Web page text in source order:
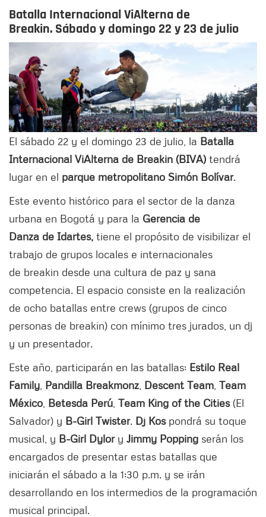
Batalla Internacional ViAlterna de
Breakin. Sábado y domingo 22 y 23 de julio
El sábado 22 y el domingo 23 de julio, la Batalla
Internacional ViAlterna de Breakin (BIVA) tendrá
lugar en el parque metropolitano Simón Bolívar.
Este evento histórico para el sector de la danza
urbana en Bogotá y para la Gerencia de
Danza de Idartes, tiene el propósito de visibilizar el
trabajo de grupos locales e internacionales
de breakin desde una cultura de paz y sana
competencia. El espacio consiste en la realización
de ocho batallas entre crews (grupos de cinco
personas de breakin) con mínimo tres jurados, un dj
y un presentador.
Este año, participarán en las batallas: Estilo Real
Family Pandilla Breakmonz Descent Team Team
México Betesda Perú Team King of the Cities(El
Salvador) y B-Girl Twister. Dj Kospondrá su toque
musical, y B-Girl Dylory Jimmy Popping serán los
encargados de presentar estas batallas que
iniciarán el sábado a la 1:30 p.m. y se irán
desarrollando en los intermedios de la programación
musical principal.